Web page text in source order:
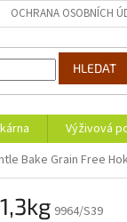
OCHRANA OSOBNÍCH
HLEDAT
Výživová
Bake Grain Free
9964/S39